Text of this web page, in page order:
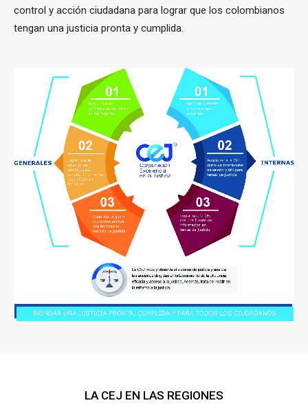
control y acción ciudadana para lograr que los colombianos
tengan una justicia pronta y cumplida.
LA CEJ EN LAS REGIONES